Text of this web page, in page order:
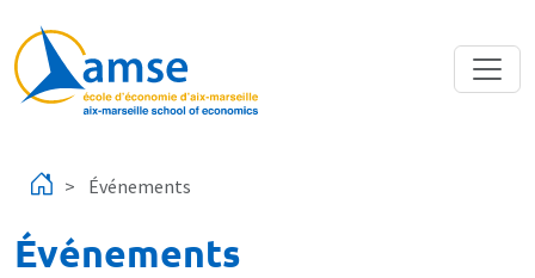
Événements
Événements